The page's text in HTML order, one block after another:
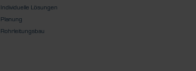
Individuelle Lösungen
Planung
Rohrleitungsbau